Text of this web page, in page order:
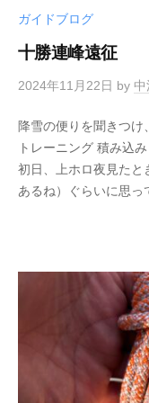
ガイドブログ
十勝連峰遠征
2024年11月22日 by 中
降雪の便りを聞きつ
トレーニング 積み込
初日、上ホロ夜見たと
あるね）ぐらいに思っ